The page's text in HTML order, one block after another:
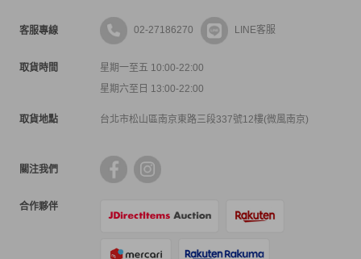
客服專線 02-27186270 LINE客服
取貨時間
星期一至五 10:00-22:00
星期六至日 13:00-22:00
取貨地點 台北市松山區南京東路三段337號12樓(微風南京)
關注我們
合作夥伴